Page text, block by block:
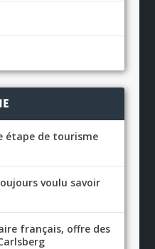
étape de tourisme
voulu savoir
français, offre des